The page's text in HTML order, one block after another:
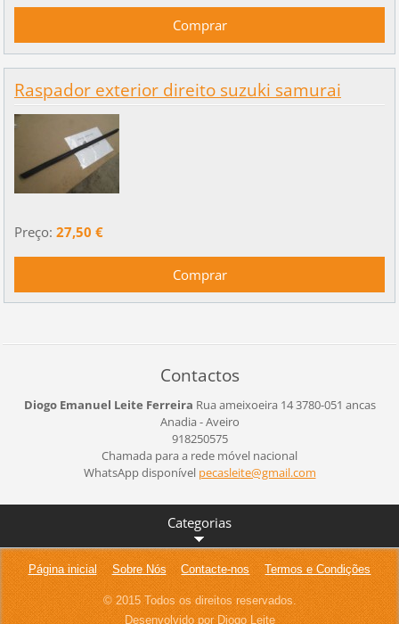
Raspador exterior direito suzuki samurai
Preço: 27,50 €
Contactos
Diogo Emanuel Leite Ferreira Rua ameixoeira 143780-051 ancas
Anadia - Aveiro
918250575
Chamada para a rede móvel nacional
WhatsApp disponível pecasleite@gmail.com
Categorias
Página inicial Sobre Nós Contacte-nos Termos e Condições
© 2015 Todos os direitos reservados.
Desenvolvido por Diogo Leite